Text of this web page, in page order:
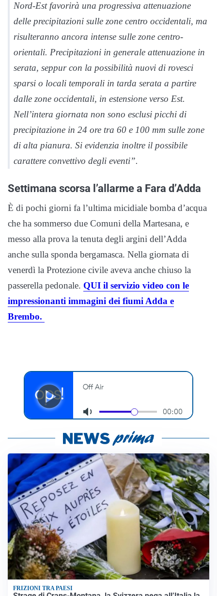
Nord-Est favorirà una progressiva attenuazione
delle precipitazioni sulle zone centro occidentali, ma
risulteranno ancora intense sulle zone centro-
orientali. Precipitazioni in generale attenuazione in
serata, seppur con la possibilità nuovi di rovesci
sparsi o locali temporali in tarda serata a partire
dalle zone occidentali, in estensione verso Est.
Nell’intera giornata non sono esclusi picchi di
precipitazione in 24 ore tra 60 e 100 mm sulle zone
di alta pianura. Si evidenzia inoltre il possibile
carattere convettivo degli eventi”.
Settimana scorsa l’allarme a Fara d’Adda
È di pochi giorni fa l’ultima micidiale bomba d’acqua
che ha sommerso due Comuni della Martesana, e
messo alla prova la tenuta degli argini dell’Adda
anche sulla sponda bergamasca. Nella giornata di
venerdì la Protezione civile aveva anche chiuso la
passerella pedonale. QUI il servizio video con le
impressionanti immagini dei fiumi Adda e
Brembo.
FRIZIONI TRA PAESI